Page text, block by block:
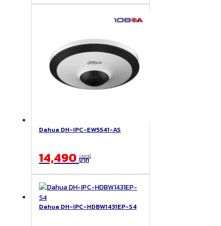
Dahua DH-IPC-EW5541-AS
14,490 รวมภาษี
บาท
Dahua DH-IPC-HDBW1431EP-S4